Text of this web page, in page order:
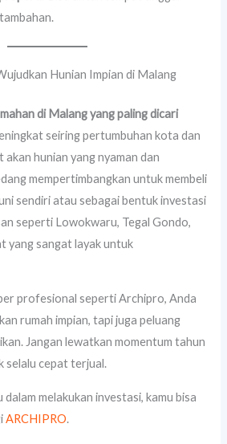
Hunian Impian di Malang
di Malang yang paling dicari
seiring pertumbuhan kota dan
hunian yang nyaman dan
mempertimbangkan untuk membeli
sendiri atau sebagai bentuk investasi
seperti Lowokwaru, Tegal Gondo,
yang sangat layak untuk
profesional seperti Archipro, Anda
rumah impian, tapi juga peluang
Jangan lewatkan momentum tahun
selalu cepat terjual.
melakukan investasi, kamu bisa
ARCHIPRO.